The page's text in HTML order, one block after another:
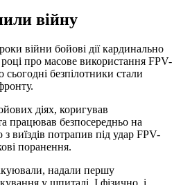
війну
війни бойові дії кардинально
про масове використання FPV-
безпілотники стали
діях, коригував
працював безпосередньо на
виїздів потрапив під удар FPV-
поранення.
надали першу